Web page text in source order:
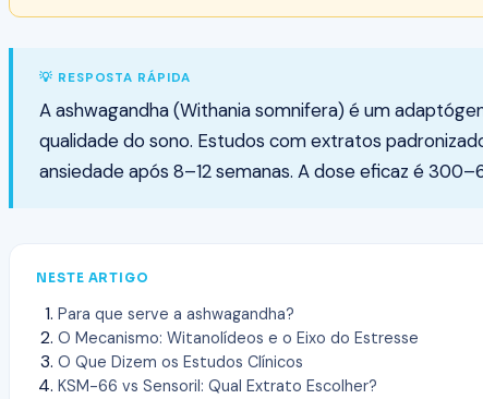
💡 RESPOSTA RÁPIDA
A ashwagandha (Withania somnifera) é um
qualidade do sono. Estudos com extratos
ansiedade após 8–12 semanas. A dose eficaz é
NESTE ARTIGO
Para que serve a ashwagandha?
O Mecanismo: Witanolídeos e o Eixo do Estresse
O Que Dizem os Estudos Clínicos
KSM-66 vs Sensoril: Qual Extrato Escolher?